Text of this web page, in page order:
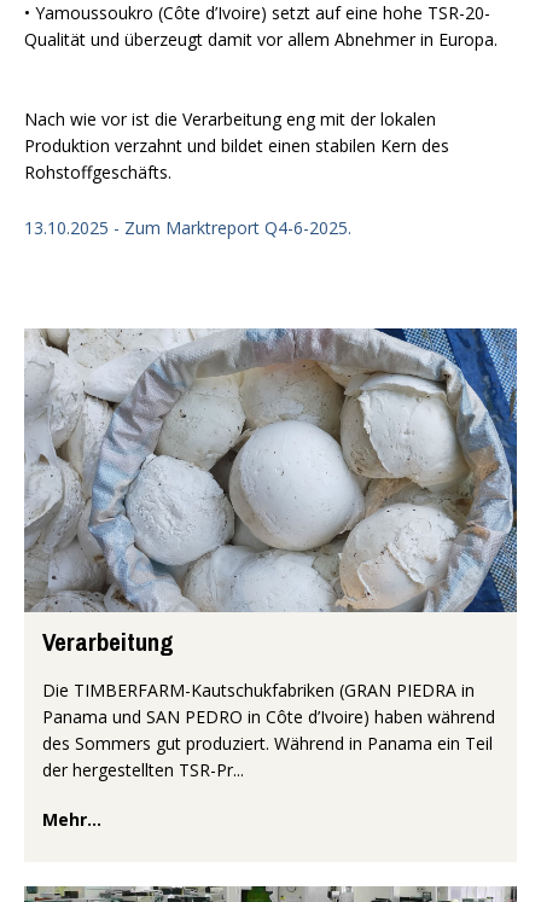
• Yamoussoukro (Côte d’Ivoire) setzt auf eine hohe TSR-20-
Qualität und überzeugt damit vor allem Abnehmer in Europa.
Nach wie vor ist die Verarbeitung eng mit der lokalen
Produktion verzahnt und bildet einen stabilen Kern des
Rohstoffgeschäfts.
13.10.2025 - Zum Marktreport Q4-6-2025.
Verarbeitung
Die TIMBERFARM-Kautschukfabriken (GRAN PIEDRA in
Panama und SAN PEDRO in Côte d’Ivoire) haben während
des Sommers gut produziert. Während in Panama ein Teil
der hergestellten TSR-Pr...
Mehr...